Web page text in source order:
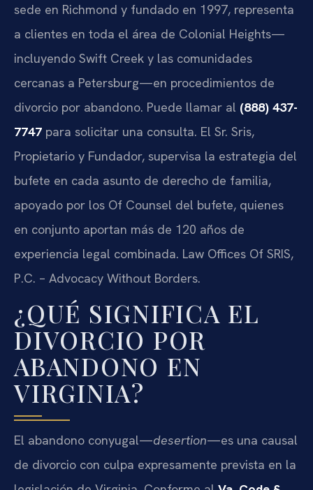
sede en Richmond y fundado en 1997, representa
a clientes en toda el área de Colonial Heights—
incluyendo Swift Creek y las comunidades
cercanas a Petersburg—en procedimientos de
divorcio por abandono. Puede llamar al (888) 437-
7747 para solicitar una consulta. El Sr. Sris,
Propietario y Fundador, supervisa la estrategia del
bufete en cada asunto de derecho de familia,
apoyado por los Of Counsel del bufete, quienes
en conjunto aportan más de 120 años de
experiencia legal combinada. Law Offices Of SRIS,
P.C. – Advocacy Without Borders.
¿QUÉ SIGNIFICA EL
DIVORCIO POR
ABANDONO EN
VIRGINIA?
El abandono conyugal—desertion—es una causal
de divorcio con culpa expresamente prevista en la